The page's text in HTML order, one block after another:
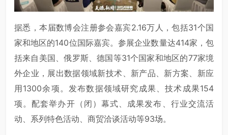
据悉，本届数博会注册参会嘉宾2.16万人，包括31个国
家和地区的140位国际嘉宾。参展企业数量达414家，包
括来自美国、俄罗斯、德国等31个国家和地区的77家境
外企业，展出数据领域新技术、新产品、新方案、新应
用1300余项。发布数据领域研究成果、技术成果154
项。配套举办开（闭）幕式、成果发布、行业交流活
动、系列特色活动、商贸洽谈活动等93场。